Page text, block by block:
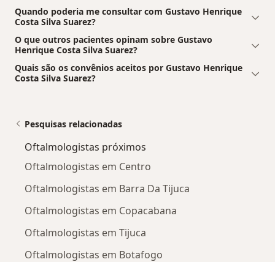
Quando poderia me consultar com Gustavo Henrique
Costa Silva Suarez?
O que outros pacientes opinam sobre Gustavo
Henrique Costa Silva Suarez?
Quais são os convênios aceitos por Gustavo Henrique
Costa Silva Suarez?
Pesquisas relacionadas
Oftalmologistas próximos
Oftalmologistas em Centro
Oftalmologistas em Barra Da Tijuca
Oftalmologistas em Copacabana
Oftalmologistas em Tijuca
Oftalmologistas em Botafogo